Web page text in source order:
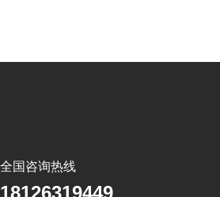
全国咨询热线
18126319449